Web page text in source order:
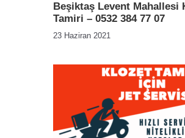
Beşiktaş Levent Mahallesi
Tamiri – 0532 384 77 07
23 Haziran 2021